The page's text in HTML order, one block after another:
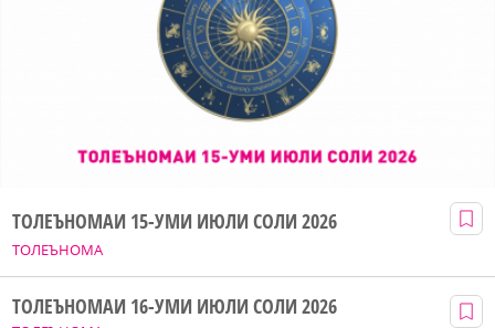
ТОЛЕЪНОМА
ТОЛЕЪНОМАИ 15-УМИ ИЮЛИ СОЛИ 2026
ТОЛЕЪНОМАИ 16-УМИ ИЮЛИ СОЛИ 2026